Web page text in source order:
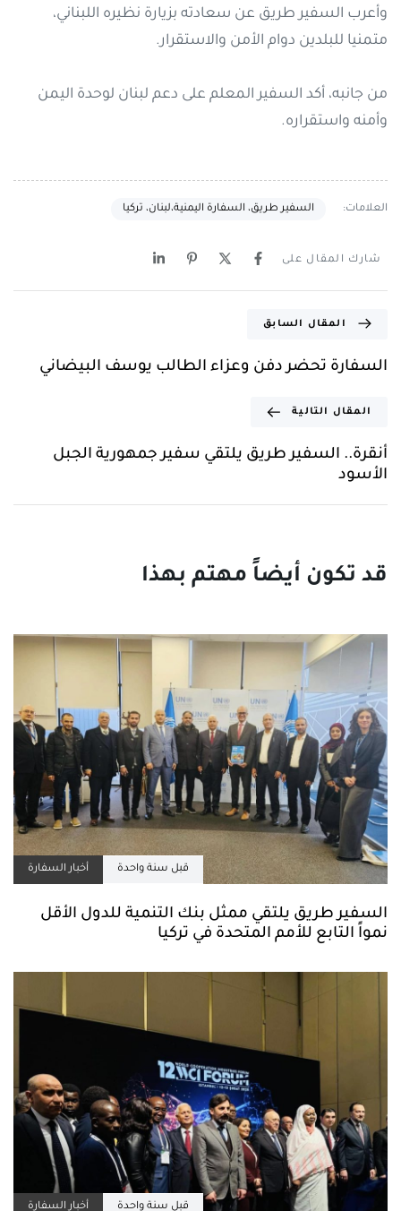
وأعرب السفير طريق عن سعادته بزيارة نظيره اللبناني،
متمنيا للبلدين دوام الأمن والاستقرار.
من جانبه، أكد السفير المعلم على دعم لبنان لوحدة اليمن
وأمنه واستقراره.
العلامات: السفير طريق، السفارة اليمنية،لبنان، تركيا
شارك المقال على
المقال السابق
السفارة تحضر دفن وعزاء الطالب يوسف البيضاني
المقال التالية
أنقرة.. السفير طريق يلتقي سفير جمهورية الجبل
الأسود
قبل سنة واحدة أخبار السفارة
السفير طريق يلتقي ممثل بنك التنمية للدول الأقل
نمواً التابع للأمم المتحدة في تركيا
قبل سنة واحدة أخبار السفارة